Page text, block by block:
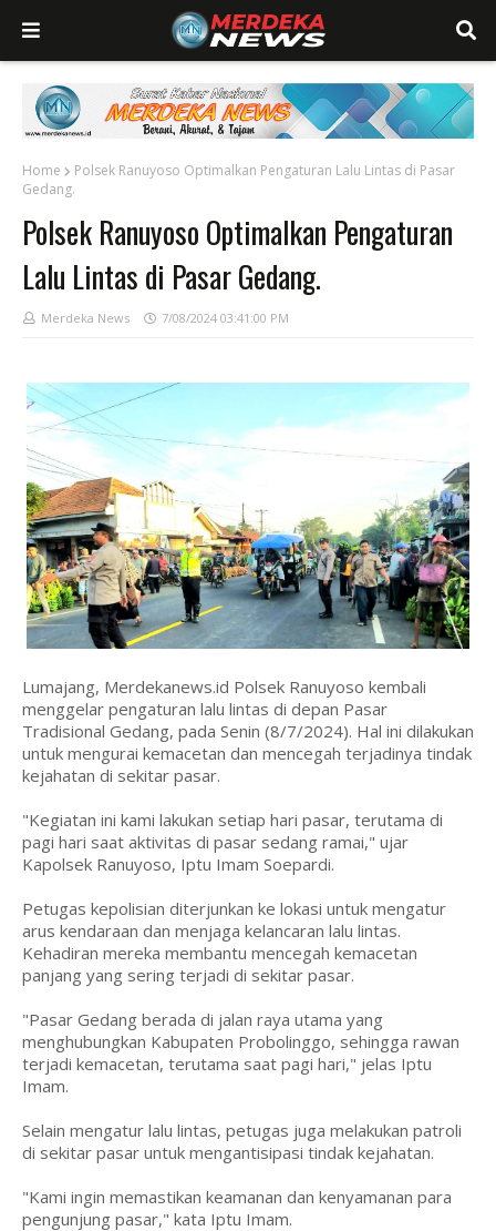
Home
Polsek Ranuyoso Optimalkan Pengaturan Lalu Lintas di Pasar
Gedang.
Polsek Ranuyoso Optimalkan Pengaturan
Lalu Lintas di Pasar Gedang.
Merdeka News 7/08/2024 03:41:00 PM
Lumajang, Merdekanews.id Polsek Ranuyoso kembali
menggelar pengaturan lalu lintas di depan Pasar
Tradisional Gedang, pada Senin (8/7/2024). Hal ini dilakukan
untuk mengurai kemacetan dan mencegah terjadinya tindak
kejahatan di sekitar pasar.
"Kegiatan ini kami lakukan setiap hari pasar, terutama di
pagi hari saat aktivitas di pasar sedang ramai," ujar
Kapolsek Ranuyoso, Iptu Imam Soepardi.
Petugas kepolisian diterjunkan ke lokasi untuk mengatur
arus kendaraan dan menjaga kelancaran lalu lintas.
Kehadiran mereka membantu mencegah kemacetan
panjang yang sering terjadi di sekitar pasar.
"Pasar Gedang berada di jalan raya utama yang
menghubungkan Kabupaten Probolinggo, sehingga rawan
terjadi kemacetan, terutama saat pagi hari," jelas Iptu
Imam.
Selain mengatur lalu lintas, petugas juga melakukan patroli
di sekitar pasar untuk mengantisipasi tindak kejahatan.
"Kami ingin memastikan keamanan dan kenyamanan para
pengunjung pasar," kata Iptu Imam.